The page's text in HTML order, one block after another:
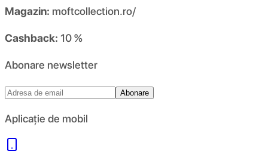
Magazin: moftcollection.ro/
Cashback: 10 %
Abonare newsletter
Abonare
Aplicație de mobil